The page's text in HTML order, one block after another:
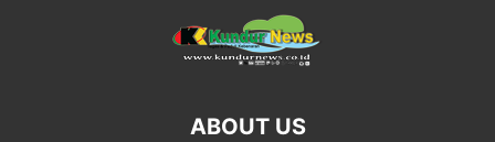
ABOUT US